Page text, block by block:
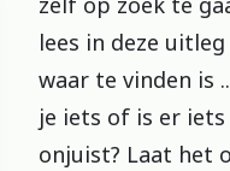
lees in deze
waar te vinden is
je iets of is er iets
onjuist? Laat het